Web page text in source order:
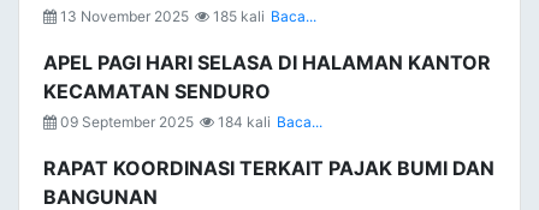
13 November 2025 185 kali Baca...
APEL PAGI HARI SELASA DI HALAMAN KANTOR
KECAMATAN SENDURO
09 September 2025 184 kali Baca...
RAPAT KOORDINASI TERKAIT PAJAK BUMI DAN
BANGUNAN